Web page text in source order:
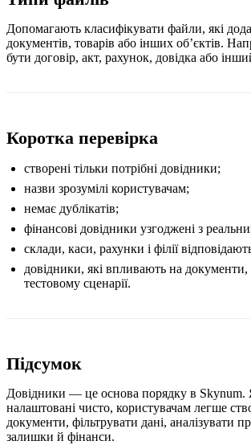
Допомагають класифікувати файли, які
документів, товарів або інших обʼєктів.
бути договір, акт, рахунок, довідка або
Коротка перевірка
створені тільки потрібні довідники;
назви зрозумілі користувачам;
немає дублікатів;
фінансові довідники узгоджені з
склади, каси, рахунки і філії
довідники, які впливають на документи,
тестовому сценарії.
Підсумок
Довідники — це основа порядку в
налаштовані чисто, користувачам легше
документи, фільтрувати дані, аналізувати
залишки й фінанси.